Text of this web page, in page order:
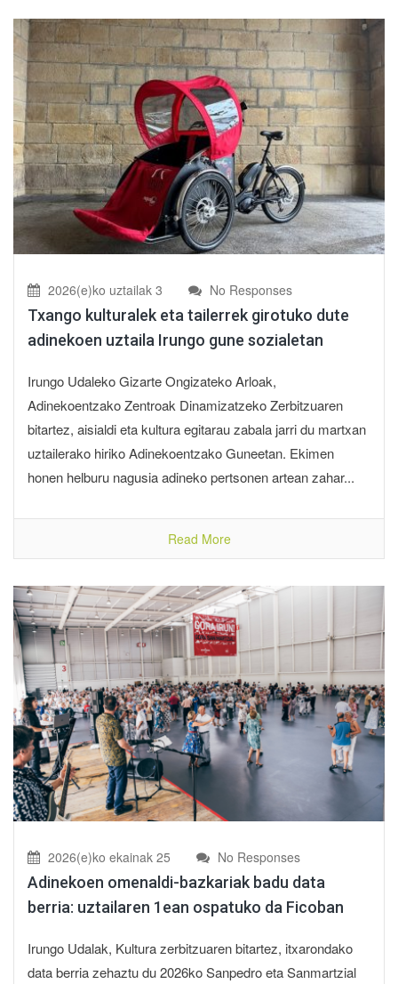
2026(e)ko uztailak 3 No Responses
Txango kulturalek eta tailerrek girotuko dute
adinekoen uztaila Irungo gune sozialetan
Irungo Udaleko Gizarte Ongizateko Arloak,
Adinekoentzako Zentroak Dinamizatzeko Zerbitzuaren
bitartez, aisialdi eta kultura egitarau zabala jarri du martxan
uztailerako hiriko Adinekoentzako Guneetan. Ekimen
honen helburu nagusia adineko pertsonen artean zahar...
Read More
2026(e)ko ekainak 25 No Responses
Adinekoen omenaldi-bazkariak badu data
berria: uztailaren 1ean ospatuko da Ficoban
Irungo Udalak, Kultura zerbitzuaren bitartez, itxarondako
data berria zehaztu du 2026ko Sanpedro eta Sanmartzial